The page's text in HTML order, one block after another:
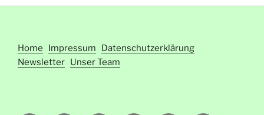
Home Impressum
Datenschutzerklärung
Newsletter Unser Team